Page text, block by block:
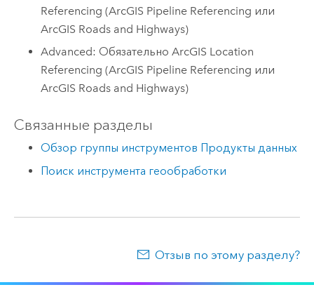
Referencing (ArcGIS Pipeline Referencing или
ArcGIS Roads and Highways)
Advanced: Обязательно ArcGIS Location
Referencing (ArcGIS Pipeline Referencing или
ArcGIS Roads and Highways)
Связанные разделы
Обзор группы инструментов Продукты данных
Поиск инструмента геообработки
Отзыв по этому разделу?